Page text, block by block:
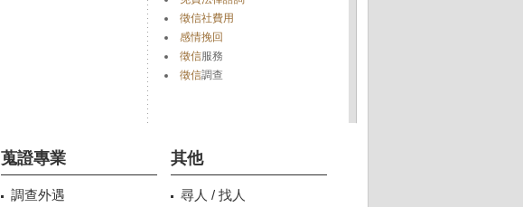
徵信社費用
感情挽回
徵信服務
徵信調查
蒐證專業
調查外遇
其他
尋人 / 找人